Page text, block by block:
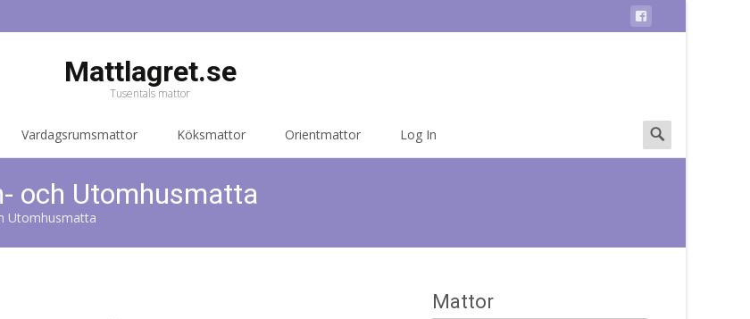
Mattlagret.se
Tusentals mattor
Vardagsrumsmattor Köksmattor Orientmattor Log In
Search
for:
och Utomhusmatta
Utomhusmatta
Mattor